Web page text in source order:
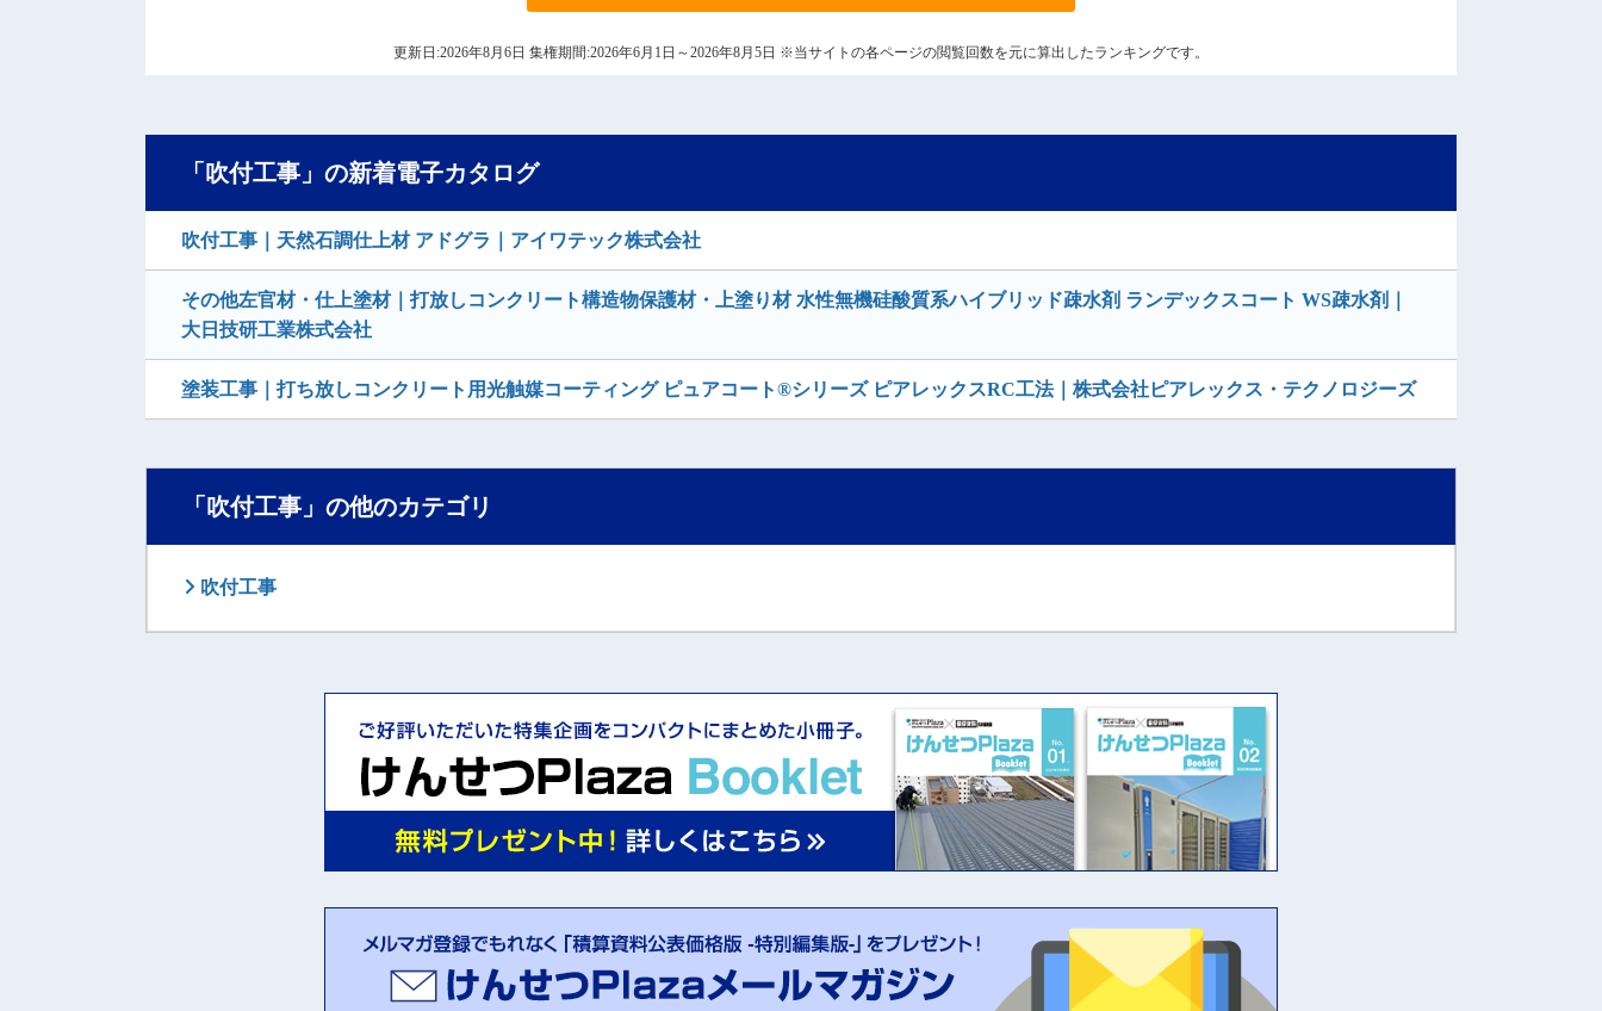
更新日:2026年8月6日 集権期間:2026年6月1日～2026年8月5日 ※当サイトの各ページの閲覧回数を元に算出したランキングです。
「吹付工事」の新着電子カタログ
吹付工事｜天然石調仕上材 アドグラ｜アイワテック株式会社
その他左官材・仕上塗材｜打放しコンクリート構造物保護材・上塗り材 水性無機硅酸質系ハイブリッド疎水剤 ランデックスコート WS疎水剤｜
大日技研工業株式会社
塗装工事｜打ち放しコンクリート用光触媒コーティング ピュアコート®シリーズ ピアレックスRC工法｜株式会社ピアレックス・テクノロジーズ
「吹付工事」の他のカテゴリ
吹付工事